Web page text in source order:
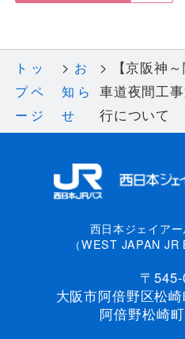
トッ
プペ
ージ
お
知ら
せ
【京阪神
車道夜間工
行について
西日本ジェイア
（WEST JAPAN JR
〒
大阪市阿倍野区松
阿倍野松崎